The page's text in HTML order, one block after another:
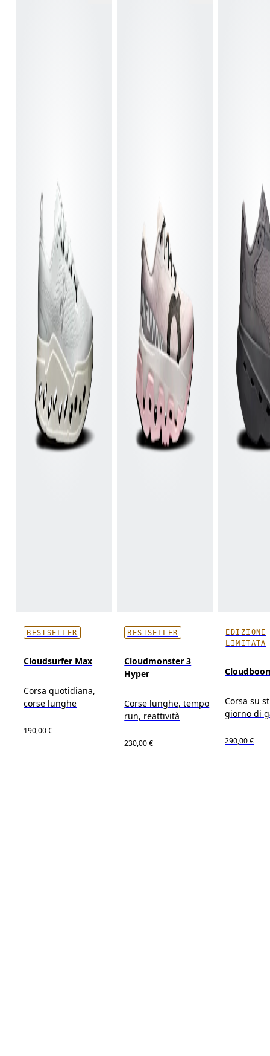
BESTSELLER
Cloudsurfer Max
Corsa quotidiana,
corse lunghe
190,00 €
BESTSELLER
Cloudmonster 3
Hyper
Corse lunghe, tempo
run, reattività
230,00 €
EDIZIONE
LIMITATA
Corsa su
giorno di
290,00 €